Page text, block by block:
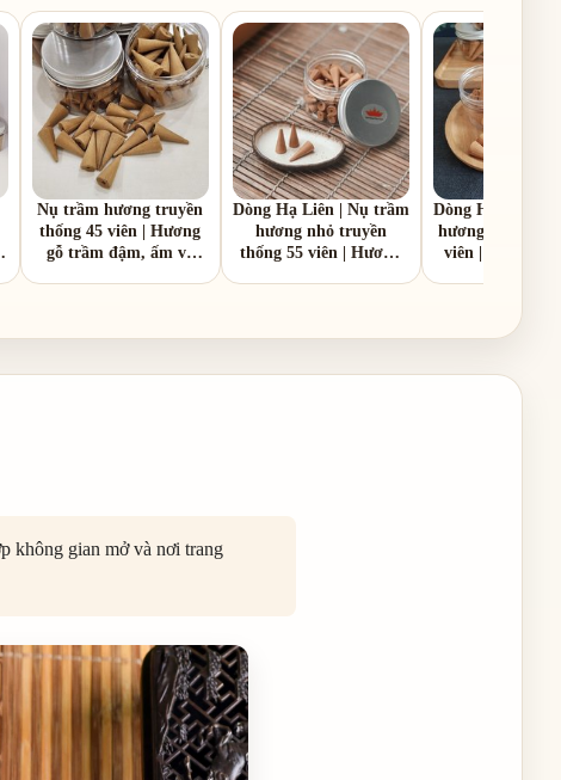
Nụ trầm hương truyền
thống 45 viên | Hương
gỗ trầm đậm, ấm và
Dòng Hạ Liên | Nụ trầm
hương nhỏ truyền
thống 55 viên | Hương
Dòng Hạ Liên |
hương truyền
viên | Hương
không gian mở và nơi trang